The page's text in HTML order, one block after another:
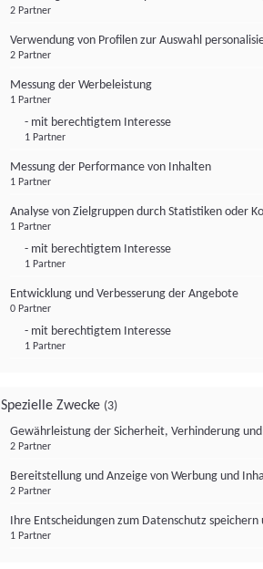
2 Partner
Verwendung von Profilen zur Auswahl
2 Partner
Messung der Werbeleistung
1 Partner
- mit berechtigtem Interesse
1 Partner
Messung der Performance von Inhalten
1 Partner
Analyse von Zielgruppen durch Statistiken oder
1 Partner
- mit berechtigtem Interesse
1 Partner
Entwicklung und Verbesserung der Angebote
0 Partner
- mit berechtigtem Interesse
1 Partner
Spezielle Zwecke (3)
Gewährleistung der Sicherheit, Verhinderung
2 Partner
Bereitstellung und Anzeige von Werbung und
2 Partner
Ihre Entscheidungen zum Datenschutz
1 Partner